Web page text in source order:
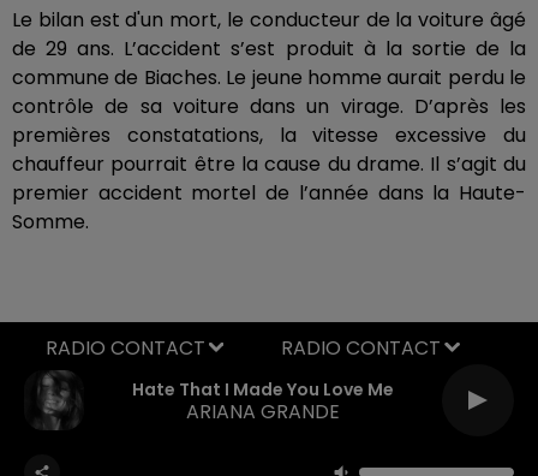
Le bilan est d'un mort, le conducteur de la voiture âgé
de 29 ans. L’accident s’est produit à la sortie de la
commune de Biaches. Le jeune homme aurait perdu le
contrôle de sa voiture dans un virage. D’après les
premières constatations, la vitesse excessive du
chauffeur pourrait être la cause du drame. Il s’agit du
premier accident mortel de l’année dans la Haute-
Somme.
Hate That I Made You Love Me
ARIANA GRANDE
RADIO CONTACT